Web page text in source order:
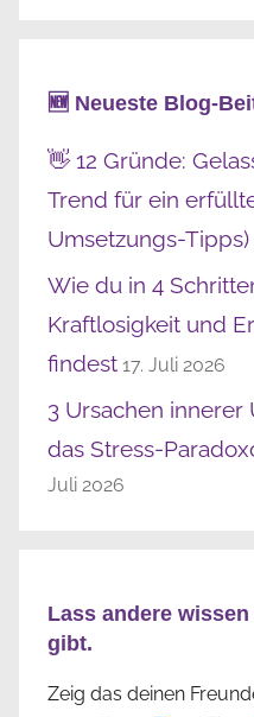
🆕 Neueste Blog-
👋 12 Gründe:
Trend für ein
Umsetzungs-Tipps)
Wie du in 4
Kraftlosigkeit und
findest 17. Juli 2026
3 Ursachen innerer
das Stress-
Juli 2026
Lass andere
gibt.
Zeig das deinen